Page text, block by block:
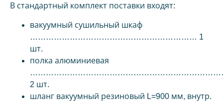
В стандартный комплект поставки входят:
вакуумный сушильный шкаф
……………………………………………………… 1
шт.
полка алюминиевая
2 шт.
шланг вакуумный резиновый L=900 мм, внутр.